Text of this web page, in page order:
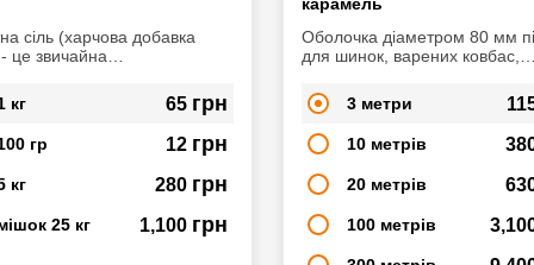
сіль (харчова добавка
це звичайна
нітриту натрію
Широко використовується в
м'ясопереробки, при
копченостей, ковбас,
продуктів.
кг 65 грн
гр 12 грн
кг 280 грн
25 кг 1,100 грн
Оболочка діаметром 80 мм
для шинок, варених ковбас,
3 метри
10 метрів
20 метрів
100 метрів